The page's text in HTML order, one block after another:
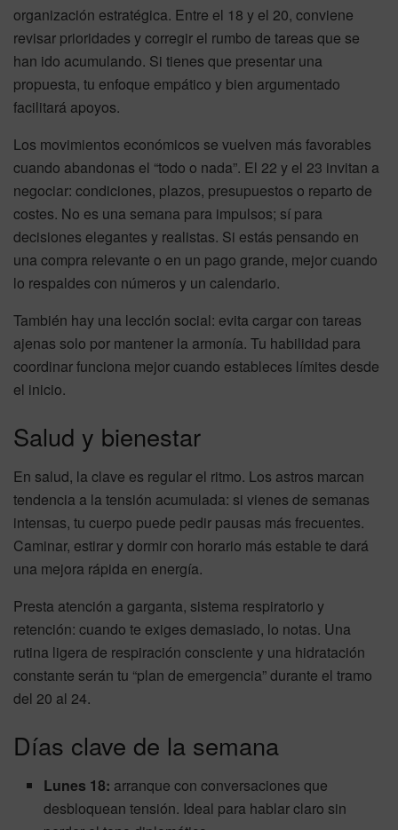
organización estratégica. Entre el 18 y el 20, conviene
revisar prioridades y corregir el rumbo de tareas que se
han ido acumulando. Si tienes que presentar una
propuesta, tu enfoque empático y bien argumentado
facilitará apoyos.
Los movimientos económicos se vuelven más favorables
cuando abandonas el “todo o nada”. El 22 y el 23 invitan a
negociar: condiciones, plazos, presupuestos o reparto de
costes. No es una semana para impulsos; sí para
decisiones elegantes y realistas. Si estás pensando en
una compra relevante o en un pago grande, mejor cuando
lo respaldes con números y un calendario.
También hay una lección social: evita cargar con tareas
ajenas solo por mantener la armonía. Tu habilidad para
coordinar funciona mejor cuando estableces límites desde
el inicio.
Salud y bienestar
En salud, la clave es regular el ritmo. Los astros marcan
tendencia a la tensión acumulada: si vienes de semanas
intensas, tu cuerpo puede pedir pausas más frecuentes.
Caminar, estirar y dormir con horario más estable te dará
una mejora rápida en energía.
Presta atención a garganta, sistema respiratorio y
retención: cuando te exiges demasiado, lo notas. Una
rutina ligera de respiración consciente y una hidratación
constante serán tu “plan de emergencia” durante el tramo
del 20 al 24.
Días clave de la semana
Lunes 18: arranque con conversaciones que
desbloquean tensión. Ideal para hablar claro sin